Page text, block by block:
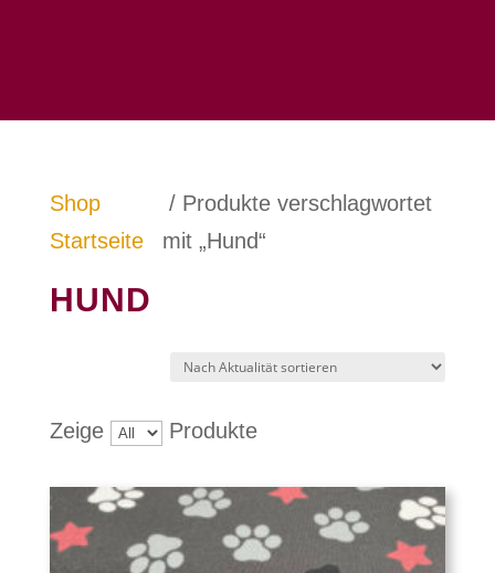
Shop
Startseite
/ Produkte verschlagwortet
mit „Hund“
HUND
Zeige Produkte